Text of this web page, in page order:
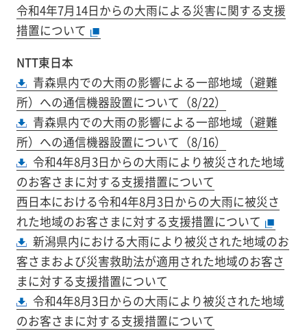
令和4年7月14日からの大雨による災害に関する支援
措置について
NTT東日本
青森県内での大雨の影響による一部地域（避難
所）への通信機器設置について（8/22）
青森県内での大雨の影響による一部地域（避難
所）への通信機器設置について（8/16）
令和4年8月3日からの大雨により被災された地域
のお客さまに対する支援措置について
西日本における令和4年8月3日からの大雨に被災さ
れた地域のお客さまに対する支援措置について
新潟県内における大雨により被災された地域のお
客さまおよび災害救助法が適用された地域のお客さ
まに対する支援措置について
令和4年8月3日からの大雨により被災された地域
のお客さまに対する支援措置について